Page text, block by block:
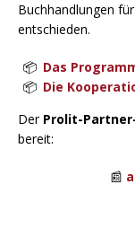
Buchhandlungen
entschieden.
Das
Die
Der Prolit-
bereit:
📰